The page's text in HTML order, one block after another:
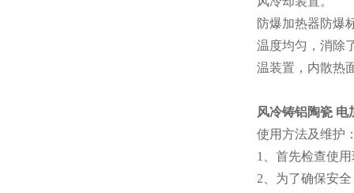
防爆加热器防爆
温度均匀，消除
温装置，内散热
风冷铸铝陶瓷 电
使用方法及维护
1、首先检查使
2、为了确保安